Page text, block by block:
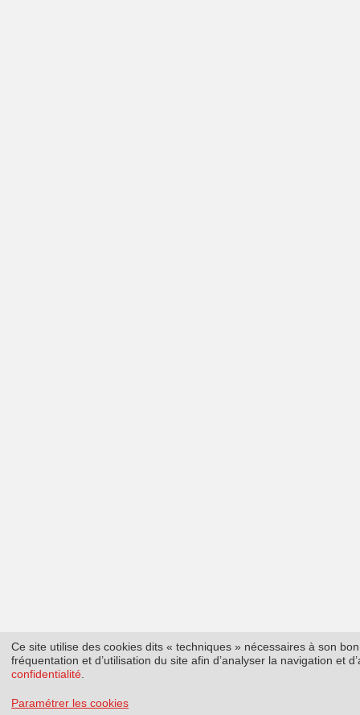
Ce site utilise des cookies dits « techniques » nécessaires à son
fréquentation et d’utilisation du site afin d’analyser la navigation et
confidentialité
Paramétrer les cookies